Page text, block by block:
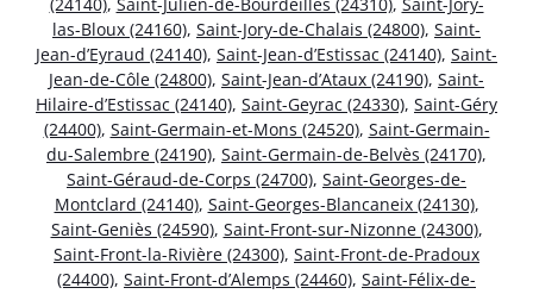
las-Bloux (24160), Saint-Jory-de-Chalais (24800), Saint-
Jean-d’Eyraud (24140), Saint-Jean-d’Estissac (24140), Saint-
Jean-de-Côle (24800), Saint-Jean-d’Ataux (24190), Saint-
Hilaire-d’Estissac (24140), Saint-Geyrac (24330), Saint-Géry
(24400), Saint-Germain-et-Mons (24520), Saint-Germain-
du-Salembre (24190), Saint-Germain-de-Belvès (24170),
Saint-Géraud-de-Corps (24700), Saint-Georges-de-
Montclard (24140), Saint-Georges-Blancaneix (24130),
Saint-Geniès (24590), Saint-Front-sur-Nizonne (24300),
Saint-Front-la-Rivière (24300), Saint-Front-de-Pradoux
(24400), Saint-Front-d’Alemps (24460), Saint-Félix-de-